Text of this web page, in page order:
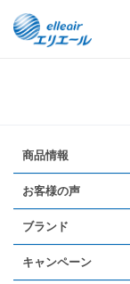
商品情報
お客様の声
ブランド
キャンペーン